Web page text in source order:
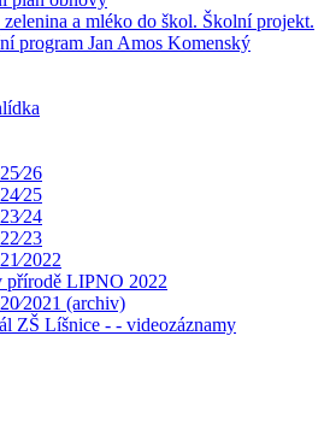
zelenina a mléko do škol. Školní projekt.
program Jan Amos Komenský
přírodě LIPNO 2022
(archiv)
ZŠ Líšnice - - videozáznamy